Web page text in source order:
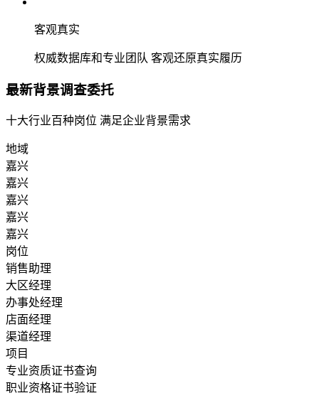
客观真实
权威数据库和专业团队 客观还原真实履历
最新背景调查委托
十大行业百种岗位 满足企业背景需求
地域
嘉兴
嘉兴
嘉兴
嘉兴
嘉兴
岗位
销售助理
大区经理
办事处经理
店面经理
渠道经理
项目
专业资质证书查询
职业资格证书验证